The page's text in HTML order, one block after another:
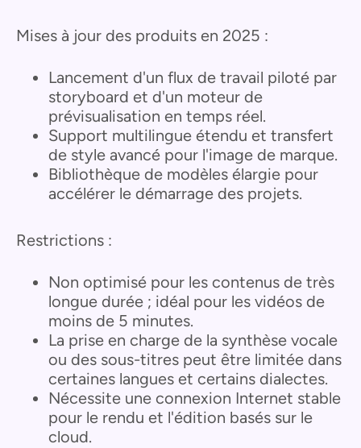
Mises à jour des produits en 2025 :
Lancement d'un flux de travail piloté par
storyboard et d'un moteur de
prévisualisation en temps réel.
Support multilingue étendu et transfert
de style avancé pour l'image de marque.
Bibliothèque de modèles élargie pour
accélérer le démarrage des projets.
Restrictions :
Non optimisé pour les contenus de très
longue durée ; idéal pour les vidéos de
moins de 5 minutes.
La prise en charge de la synthèse vocale
ou des sous-titres peut être limitée dans
certaines langues et certains dialectes.
Nécessite une connexion Internet stable
pour le rendu et l'édition basés sur le
cloud.